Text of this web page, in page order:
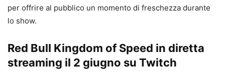
per offrire al pubblico un momento di freschezza durante
lo show.
Red Bull Kingdom of Speed in diretta
streaming il 2 giugno su Twitch